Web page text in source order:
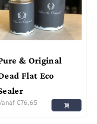
& Original
Flat Eco
€76,65